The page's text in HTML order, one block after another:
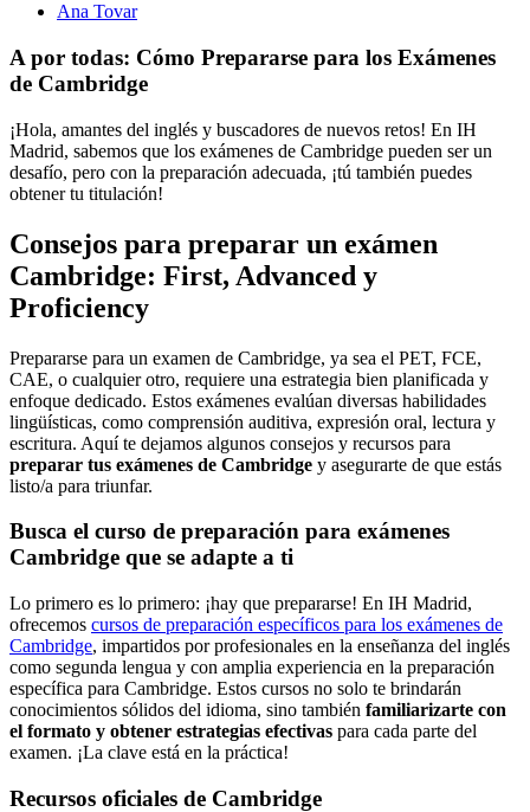
Ana Tovar
A por todas: Cómo Prepararse para los Exámenes
de Cambridge
¡Hola, amantes del inglés y buscadores de nuevos retos! En IH
Madrid, sabemos que los exámenes de Cambridge pueden ser un
desafío, pero con la preparación adecuada, ¡tú también puedes
obtener tu titulación!
Consejos para preparar un exámen
Cambridge: First, Advanced y
Proficiency
Prepararse para un examen de Cambridge, ya sea el PET, FCE,
CAE, o cualquier otro, requiere una estrategia bien planificada y
enfoque dedicado. Estos exámenes evalúan diversas habilidades
lingüísticas, como comprensión auditiva, expresión oral, lectura y
escritura. Aquí te dejamos algunos consejos y recursos para
preparar tus exámenes de Cambridge y asegurarte de que estás
listo/a para triunfar.
Busca el curso de preparación para exámenes
Cambridge que se adapte a ti
Lo primero es lo primero: ¡hay que prepararse! En IH Madrid,
ofrecemos cursos de preparación específicos para los exámenes de
Cambridge, impartidos por profesionales en la enseñanza del inglés
como segunda lengua y con amplia experiencia en la preparación
específica para Cambridge. Estos cursos no solo te brindarán
conocimientos sólidos del idioma, sino también familiarizarte con
el formato y obtener estrategias efectivas para cada parte del
examen. ¡La clave está en la práctica!
Recursos oficiales de Cambridge